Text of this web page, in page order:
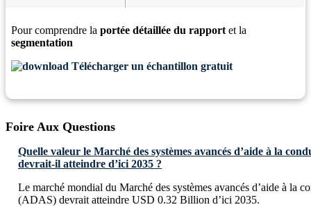
Pour comprendre la portée détaillée du rapport et la
segmentation
Télécharger un échantillon gratuit
Foire Aux Questions
Quelle valeur le Marché des systèmes avancés d’aide à la
devrait-il atteindre d’ici 2035 ?
Le marché mondial du Marché des systèmes avancés d’aide à la
(ADAS) devrait atteindre USD 0.32 Billion d’ici 2035.